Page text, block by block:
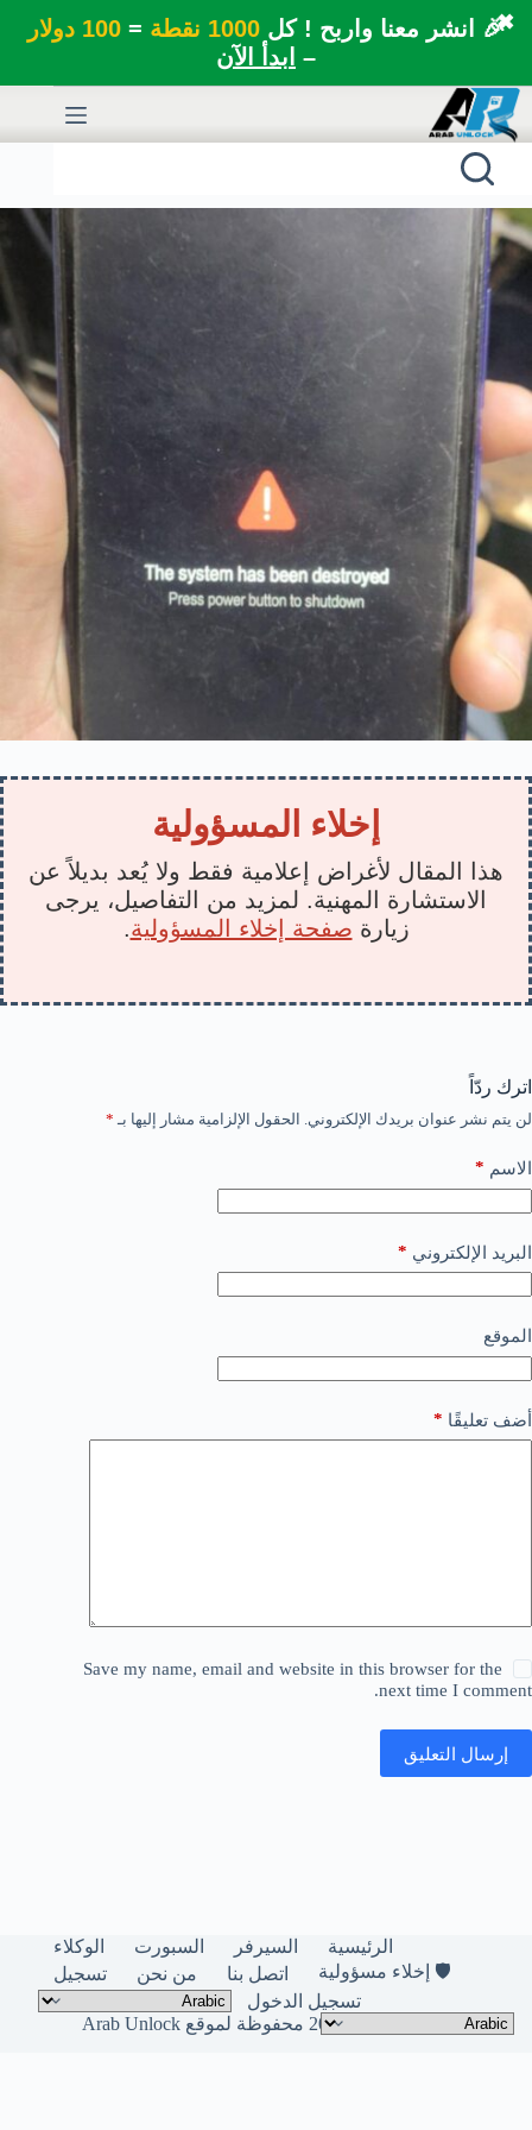
🎉 انشر معنا واربح ! كل1000 نقطة =100 دولار
– ابدأ الآن
✖
التجاوز
إلى
المحتوى
إخلاء المسؤولية
هذا المقال لأغراض إعلامية فقط ولا يُعد بديلاً عن
الاستشارة المهنية. لمزيد من التفاصيل، يرجى
زيارة صفحة إخلاء المسؤولية.
اترك ردّاً
لن يتم نشر عنوان بريدك الإلكتروني. الحقول الإلزامية مشار إليها بـ *
الاسم *
البريد الإلكتروني *
الموقع
أضف تعليقًا *
Save my name, email and website in this browser for the
next time I comment.
إرسال التعليق
الرئيسية السيرفر السبورت
الوكلاء
🛡️ إخلاء مسؤولية
اتصل بنا من نحن
تسجيل
تسجيل الدخول
حقوق النشر © لعام 2026 محفوظة لموقع Arab Unlock